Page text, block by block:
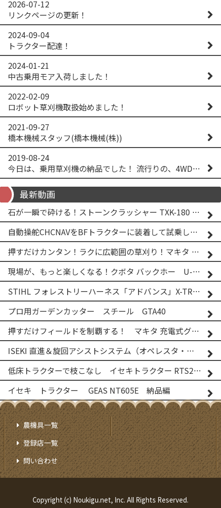
2026-07-12
リンクページの更新！
2024-09-04
トラクター配達！
2024-01-21
中古乗用モア入荷しました！
2022-02-09
ロボット草刈機取扱始めました！
2021-09-27
橋本機械スタッフ(橋本機械(株))
2019-08-24
今日は、乗用草刈機の納品でした！ 流行りの、4WD！ #イセキアグリ #オーレック #四駆 #増税間近
最新動画
石が一瞬で砕ける！ストーンクラッシャー TXK-180 実演
自動操舵CHCNAVをBFトラクターに装着して試乗してみた！！ CHCNAV NX610
押すだけカンタン！ラクに広範囲の草刈り！マキタ バッテリー式草刈り機 MUG001G 2
現場が、もっと楽しくなる！クボタ バックホー U-25-3A
STIHL フォレストリーハーネス「アドバンス」X-TREEm
プロ用ガーデンカッター スチール GTA40
押すだけフィールドを制覇する！ マキタ 充電式グランドトリマー MUG001G
ISEKI 直進＆旋回アシストシステム（オペレスタ・ターン）搭載 イセキ 乗用田植機 PRJ8D-ZJL
低床トラクターで枝こなし イセキトラクター RTS205NS & フレールモア FNC1202F
イセキ トラクター GEAS NT605E 納品編
農機具一覧
登録店一覧
問い合わせ
Copyright (c) Noukigu.net, Inc. All Rights Reserved.